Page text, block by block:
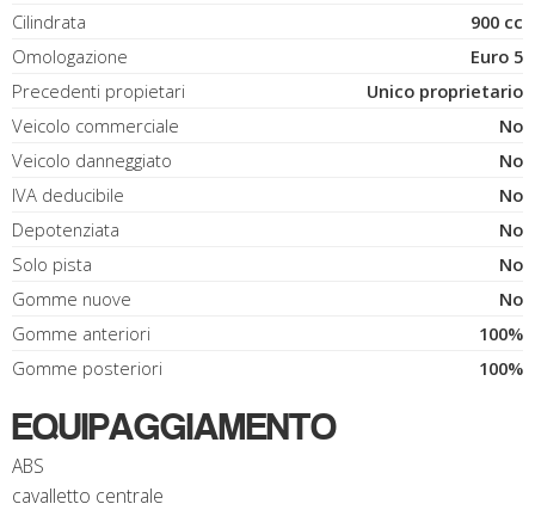
Cilindrata
900 cc
Omologazione
Euro 5
Precedenti propietari
Unico proprietario
Veicolo commerciale
No
Veicolo danneggiato
No
IVA deducibile
No
Depotenziata
No
Solo pista
No
Gomme nuove
No
Gomme anteriori
100%
Gomme posteriori
100%
EQUIPAGGIAMENTO
ABS
cavalletto centrale